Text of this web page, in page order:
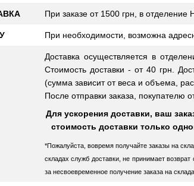
При заказе от 1500 грн, в отделение
При необходимости, возможна
Доставка осуществляется в
Стоимость доставки - от 40 грн.
(сумма зависит от веса и объема,
После отправки заказа, покупателю
Для ускорения доставки, ваш
стоимость доставки только
*Пожалуйста, вовремя получайте заказы на
складах служб доставки, не принимает
за несвоевременное получение заказа на